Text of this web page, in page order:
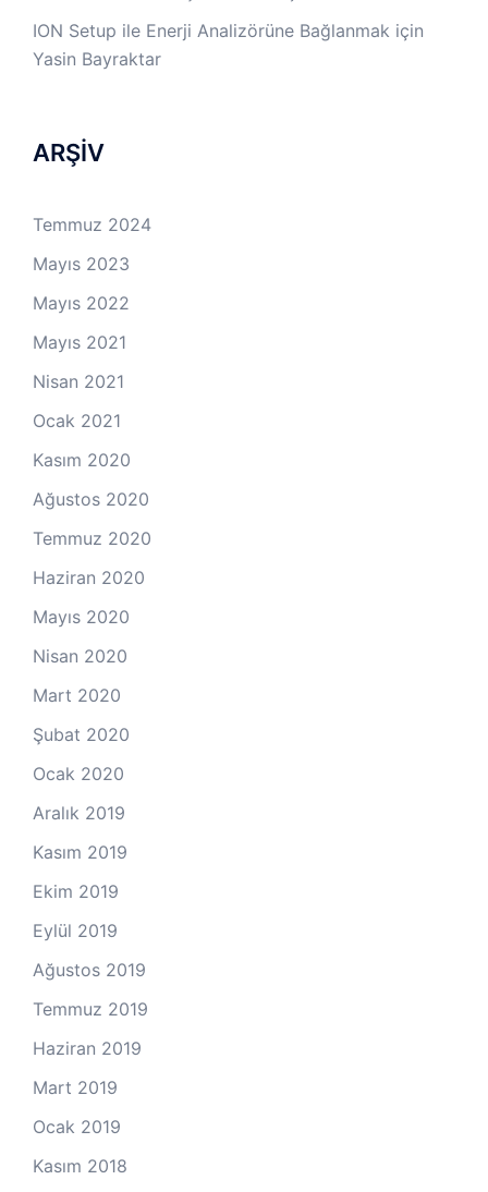
ION Setup ile Enerji Analizörüne Bağlanmak için
Yasin Bayraktar
ARŞİV
Temmuz 2024
Mayıs 2023
Mayıs 2022
Mayıs 2021
Nisan 2021
Ocak 2021
Kasım 2020
Ağustos 2020
Temmuz 2020
Haziran 2020
Mayıs 2020
Nisan 2020
Mart 2020
Şubat 2020
Ocak 2020
Aralık 2019
Kasım 2019
Ekim 2019
Eylül 2019
Ağustos 2019
Temmuz 2019
Haziran 2019
Mart 2019
Ocak 2019
Kasım 2018